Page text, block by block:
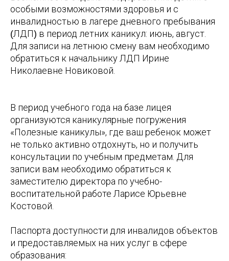
особыми возможностями здоровья и с
инвалидностью в лагере дневного пребывания
(ЛДП) в период летних каникул: июнь, август.
Для записи на летнюю смену вам необходимо
обратиться к начальнику ЛДП Ирине
Николаевне Новиковой.
В период учебного года на базе лицея
организуются каникулярные погружения
«Полезные каникулы», где ваш ребенок может
не только активно отдохнуть, но и получить
консультации по учебным предметам. Для
записи вам необходимо обратиться к
заместителю директора по учебно-
воспитательной работе Ларисе Юрьевне
Костовой.
Паспорта доступности для инвалидов объектов
и предоставляемых на них услуг в сфере
образования: